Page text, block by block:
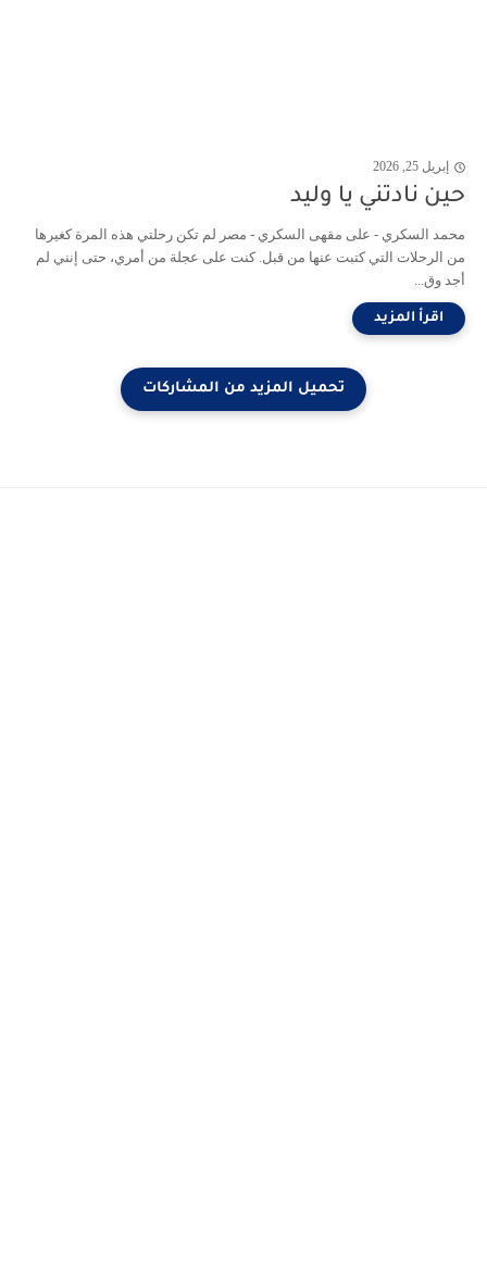
إبريل 25, 2026
حين نادتني يا وليد
محمد السكري - على مقهى السكري - مصر لم تكن رحلتي هذه المرة كغيرها
من الرحلات التي كتبت عنها من قبل. كنت على عجلة من أمري، حتى إنني لم
أجد وق...